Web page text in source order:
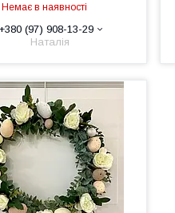
Немає в наявності
+380 (97) 908-13-29
Наталія